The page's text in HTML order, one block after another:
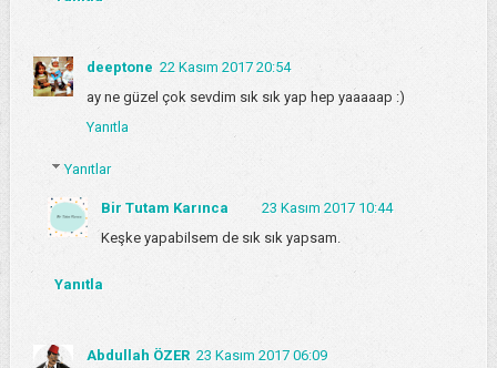
deeptone 22 Kasım 2017 20:54
ay ne güzel çok sevdim sık sık yap hep yaaaaap :)
Yanıtla
Yanıtlar
Bir Tutam Karınca
23 Kasım 2017 10:44
Keşke yapabilsem de sık sık yapsam.
Yanıtla
Abdullah ÖZER 23 Kasım 2017 06:09